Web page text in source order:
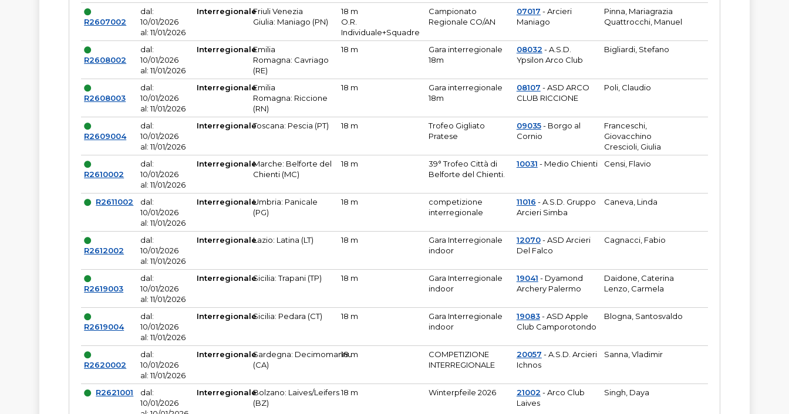
R2607002
dal:
10/01/2026
al: 11/01/2026
InterregionaleFriuli Venezia
Giulia: Maniago (PN)
18 m
O.R.
Individuale+Squadre
Campionato
Regionale CO/AN
07017 - Arcieri
Maniago
Pinna, Mariagrazia
Quattrocchi, Manuel
R2608002
dal:
10/01/2026
al: 11/01/2026
InterregionaleEmilia
Romagna: Cavriago
(RE)
18 m
Gara interregionale
18m
08032 - A.S.D.
Ypsilon Arco Club
Bigliardi, Stefano
R2608003
dal:
10/01/2026
al: 11/01/2026
InterregionaleEmilia
Romagna: Riccione
(RN)
18 m
Gara interregionale
18m
08107 - ASD ARCO
CLUB RICCIONE
Poli, Claudio
R2609004
dal:
10/01/2026
al: 11/01/2026
InterregionaleToscana: Pescia (PT) 18 m
Trofeo Gigliato
Pratese
09035- Borgo al
Cornio
Franceschi,
Giovacchino
Crescioli, Giulia
R2610002
dal:
10/01/2026
al: 11/01/2026
InterregionaleMarche: Belforte del
Chienti (MC)
18 m
39° Trofeo Città di
Belforte del Chienti.
10031 - Medio Chienti Censi, Flavio
R2611002
dal:
10/01/2026
al: 11/01/2026
InterregionaleUmbria: Panicale
(PG)
18 m
competizione
interregionale
11016 - A.S.D. Gruppo
Arcieri Simba
Caneva, Linda
R2612002
dal:
10/01/2026
al: 11/01/2026
InterregionaleLazio: Latina (LT) 18 m
Gara Interregionale
indoor
12070- ASD Arcieri
Del Falco
Cagnacci, Fabio
R2619003
dal:
10/01/2026
al: 11/01/2026
InterregionaleSicilia: Trapani (TP) 18 m
Gara Interregionale
indoor
19041 - Dyamond
Archery Palermo
Daidone, Caterina
Lenzo, Carmela
R2619004
dal:
10/01/2026
al: 11/01/2026
InterregionaleSicilia: Pedara (CT) 18 m
Gara Interregionale
indoor
19083- ASD Apple
Club Camporotondo
Blogna, Santosvaldo
R2620002
dal:
10/01/2026
al: 11/01/2026
InterregionaleSardegna: Decimomannu
(CA)
18 m
COMPETIZIONE
INTERREGIONALE
20057 - A.S.D. Arcieri
Ichnos
Sanna, Vladimir
R2621001
dal:
10/01/2026
InterregionaleBolzano: Laives/Leifers
(BZ)
18 m Winterpfeile 2026 21002 - Arco Club
Laives
Singh, Daya